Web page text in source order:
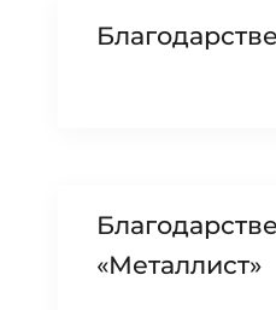
«Металлист»